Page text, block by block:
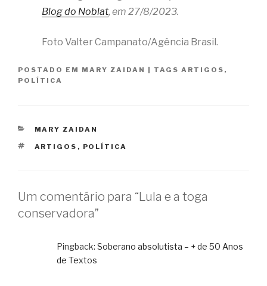
Blog do Noblat, em 27/8/2023.
Foto Valter Campanato/Agência Brasil.
POSTADO EM MARY ZAIDAN | TAGS ARTIGOS ,
POLÍTICA
CATEGORIAS
MARY ZAIDAN
TAGS
ARTIGOS , POLÍTICA
Um comentário para “Lula e a toga
conservadora”
Pingback: Soberano absolutista – + de 50 Anos
de Textos